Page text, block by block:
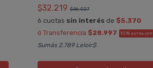
$32.219 $46.027
6 cuotas sin interés de $5.370
ó Transferencia $28.997 10% EXTRA OFF
Sumás 2.789 Leloir$